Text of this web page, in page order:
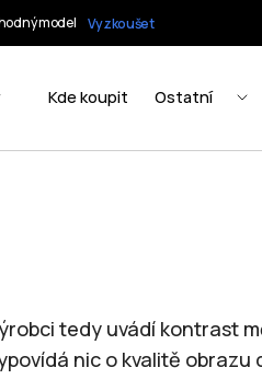
tedy uvádí kontrast
nic o kvalitě